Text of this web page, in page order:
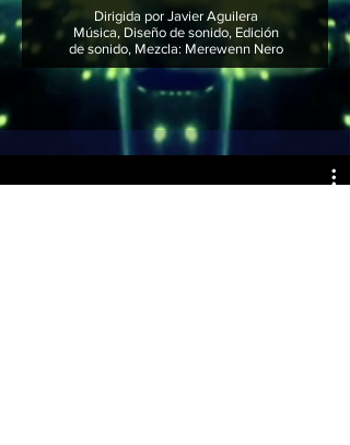
Dirigida por Javier Aguilera
Música, Diseño de sonido, Edición
de sonido, Mezcla: Merewenn Nero